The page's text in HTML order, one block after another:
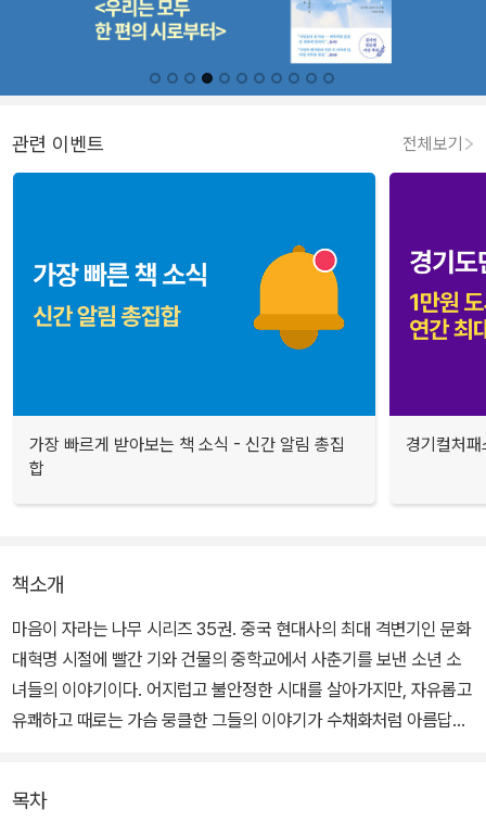
관련 이벤트 전체보기
가장 빠르게 받아보는 책 소식 - 신간 알림 총집
합
경기컬처
책소개
마음이 자라는 나무 시리즈 35권. 중국 현대사의 최대 격변기인 문화
대혁명 시절에 빨간 기와 건물의 중학교에서 사춘기를 보낸 소년 소
녀들의 이야기이다. 어지럽고 불안정한 시대를 살아가지만, 자유롭고
유쾌하고 때로는 가슴 뭉클한 그들의 이야기가 수채화처럼 아름답고
학기 초 기선 제압을 위한 학생들 사이의 권력 다툼, 맞수와의 경쟁에
목차